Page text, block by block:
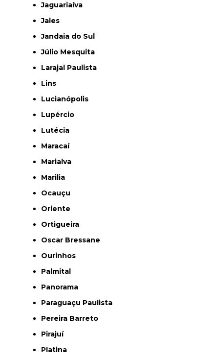
Jaguariaíva
Jales
Jandaia do Sul
Júlio Mesquita
Larajal Paulista
Lins
Lucianópolis
Lupércio
Lutécia
Maracaí
Marialva
Marilia
Ocauçu
Oriente
Ortigueira
Oscar Bressane
Ourinhos
Palmital
Panorama
Paraguaçu Paulista
Pereira Barreto
Pirajuí
Platina